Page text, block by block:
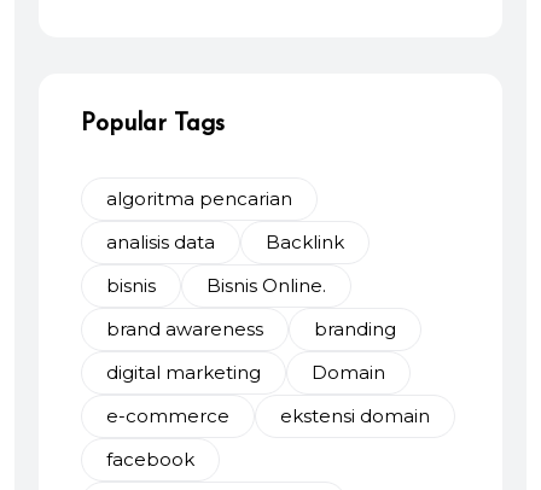
Popular Tags
algoritma pencarian
analisis data
Backlink
bisnis
Bisnis Online.
brand awareness
branding
digital marketing
Domain
e-commerce
ekstensi domain
facebook